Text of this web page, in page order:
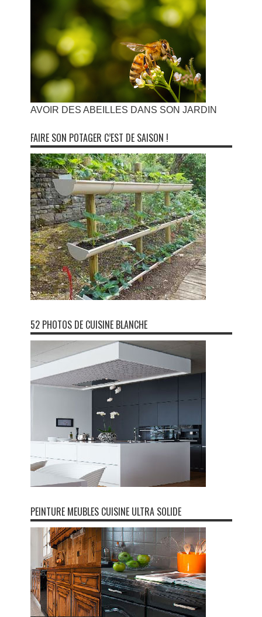
AVOIR DES ABEILLES DANS SON JARDIN
FAIRE SON POTAGER C’EST DE SAISON !
52 PHOTOS DE CUISINE BLANCHE
PEINTURE MEUBLES CUISINE ULTRA SOLIDE